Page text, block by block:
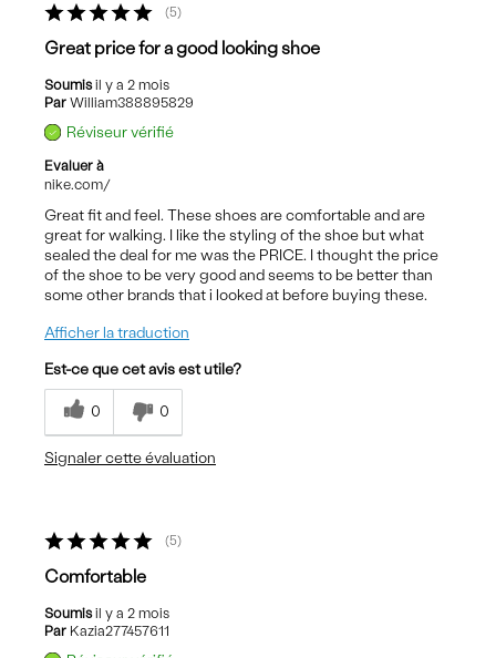
5
Great price for a good looking shoe
Soumisil y a 2 mois
Par William388895829
Réviseur vérifié
Evaluer à
nike.com/
Great fit and feel. These shoes are comfortable and are
great for walking. I like the styling of the shoe but what
sealed the deal for me was the PRICE. I thought the price
of the shoe to be very good and seems to be better than
some other brands that i looked at before buying these.
Afficher la traduction
Est-ce que cet avis est utile?
0 0
Signaler cette évaluation
5
Comfortable
Soumisil y a 2 mois
Par Kazia277457611